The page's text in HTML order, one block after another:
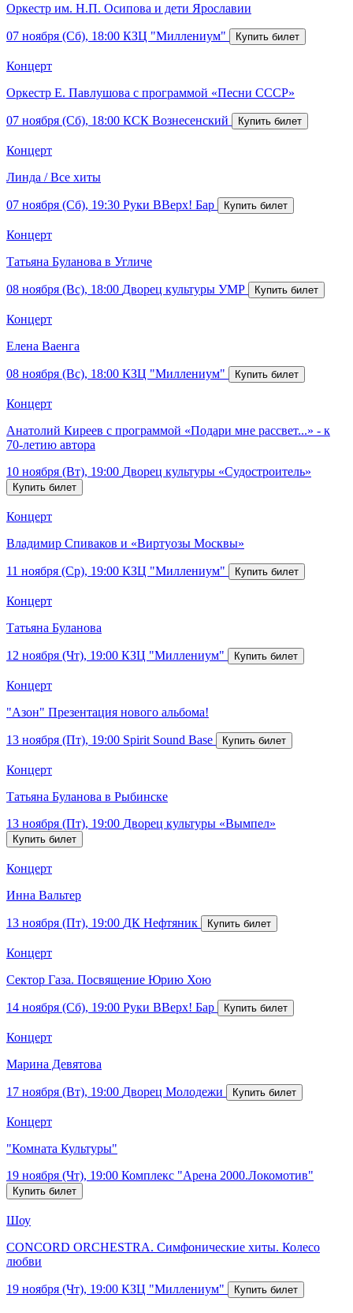
Оркестр им. Н.П. Осипова и дети Ярославии
07 ноября (Сб), 18:00 КЗЦ "Миллениум"
Концерт
Оркестр Е. Павлушова с программой «Песни СССР»
07 ноября (Сб), 18:00 КСК Вознесенский
Концерт
Линда / Все хиты
07 ноября (Сб), 19:30 Руки ВВерх! Бар
Концерт
Татьяна Буланова в Угличе
08 ноября (Вс), 18:00 Дворец культуры УМР
Концерт
Елена Ваенга
08 ноября (Вс), 18:00 КЗЦ "Миллениум"
Концерт
Анатолий Киреев с программой «Подари мне рассвет...» - к
70-летию автора
10 ноября (Вт), 19:00 Дворец культуры «Судостроитель»
Концерт
Владимир Спиваков и «Виртуозы Москвы»
11 ноября (Ср), 19:00 КЗЦ "Миллениум"
Концерт
Татьяна Буланова
12 ноября (Чт), 19:00 КЗЦ "Миллениум"
Концерт
"Азон" Презентация нового альбома!
13 ноября (Пт), 19:00 Spirit Sound Base
Концерт
Татьяна Буланова в Рыбинске
13 ноября (Пт), 19:00 Дворец культуры «Вымпел»
Концерт
Инна Вальтер
13 ноября (Пт), 19:00 ДК Нефтяник
Концерт
Сектор Газа. Посвящение Юрию Хою
14 ноября (Сб), 19:00 Руки ВВерх! Бар
Концерт
Марина Девятова
17 ноября (Вт), 19:00 Дворец Молодежи
Концерт
"Комната Культуры"
19 ноября (Чт), 19:00 Комплекс "Арена 2000.Локомотив"
Шоу
CONCORD ORCHESTRA. Симфонические хиты. Колесо
любви
19 ноября (Чт), 19:00 КЗЦ "Миллениум"